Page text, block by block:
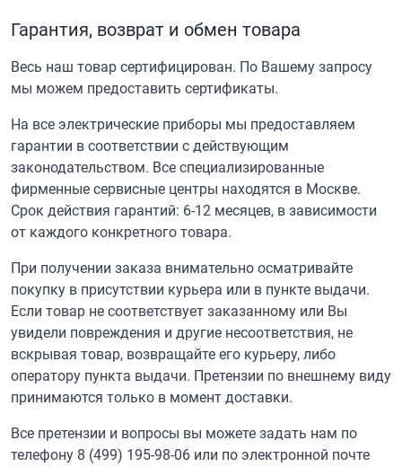
Гарантия, возврат и обмен товара
Весь наш товар сертифицирован. По Вашему запросу
мы можем предоставить сертификаты.
На все электрические приборы мы предоставляем
гарантии в соответствии с действующим
законодательством. Все специализированные
фирменные сервисные центры находятся в Москве.
Срок действия гарантий: 6-12 месяцев, в зависимости
от каждого конкретного товара.
При получении заказа внимательно осматривайте
покупку в присутствии курьера или в пункте выдачи.
Если товар не соответствует заказанному или Вы
увидели повреждения и другие несоответствия, не
вскрывая товар, возвращайте его курьеру, либо
оператору пункта выдачи. Претензии по внешнему виду
принимаются только в момент доставки.
Все претензии и вопросы вы можете задать нам по
телефону 8 (499) 195-98-06 или по электронной почте